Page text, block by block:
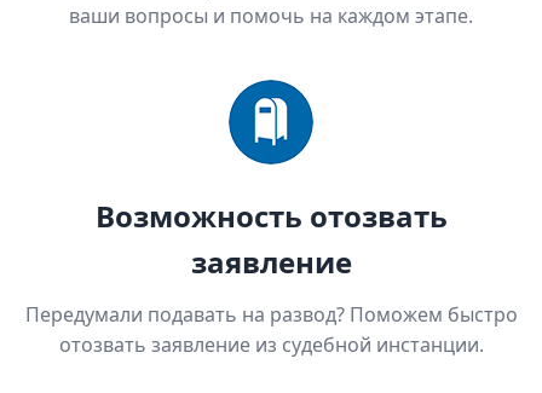
ваши вопросы и помочь на каждом этапе.
Возможность отозвать
заявление
Передумали подавать на развод? Поможем быстро
отозвать заявление из судебной инстанции.